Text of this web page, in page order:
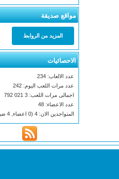
مواقع صديقة
المزيد من الروابط
الاحصائيات
عدد الالعاب: 234
عدد مرات اللعب اليوم: 242
اجمالى مرات اللعب: 3 021 792
عدد الاعضاء: 48
المتواجدين الان: 4 (0 اعضاء, 4 ضيوف)